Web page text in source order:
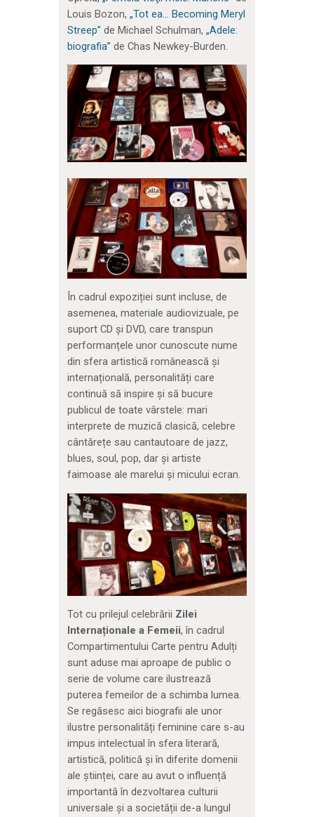
Louis Bozon, „Tot ea… Becoming Meryl
Streep” de Michael Schulman, „Adele:
biografia” de Chas Newkey-Burden.
În cadrul expoziției sunt incluse, de
asemenea, materiale audiovizuale, pe
suport CD și DVD, care transpun
performanțele unor cunoscute nume
din sfera artistică românească și
internațională, personalități care
continuă să inspire și să bucure
publicul de toate vârstele: mari
interprete de muzică clasică, celebre
cântărețe sau cantautoare de jazz,
blues, soul, pop, dar și artiste
faimoase ale marelui și micului ecran.
Tot cu prilejul celebrării Zilei
Internaționale a Femeii, în cadrul
Compartimentului Carte pentru Adulți
sunt aduse mai aproape de public o
serie de volume care ilustrează
puterea femeilor de a schimba lumea.
Se regăsesc aici biografii ale unor
ilustre personalități feminine care s-au
impus intelectual în sfera literară,
artistică, politică și în diferite domenii
ale științei, care au avut o influență
importantă în dezvoltarea culturii
universale și a societății de-a lungul